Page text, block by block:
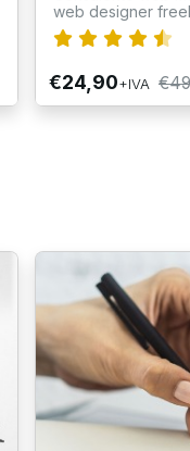
web designer
€24,90+IVA